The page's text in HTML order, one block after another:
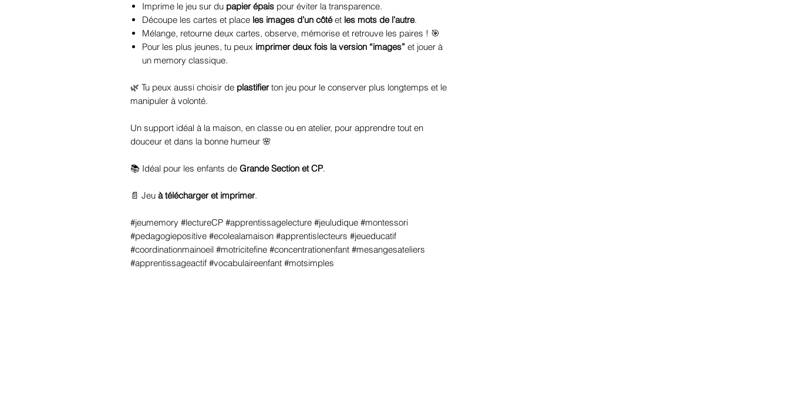
Imprime le jeu sur du papier épais pour éviter la transparence.
Découpe les cartes et place les images d’un côtéet les mots de l’autre.
Mélange, retourne deux cartes, observe, mémorise et retrouve les paires ! 🎯
Pour les plus jeunes, tu peux imprimer deux fois la version “images” et jouer à
un memory classique.
🌿 Tu peux aussi choisir de plastifierton jeu pour le conserver plus longtemps et le
manipuler à volonté.
Un support idéal à la maison, en classe ou en atelier, pour apprendre tout en
douceur et dans la bonne humeur 🌸
📚 Idéal pour les enfants de Grande Section et CP.
📄 Jeu à télécharger et imprimer.
#jeumemory #lectureCP #apprentissagelecture #jeuludique #montessori
#pedagogiepositive #ecolealamaison #apprentislecteurs #jeueducatif
#coordinationmainoeil #motricitefine #concentrationenfant #mesangesateliers
#apprentissageactif #vocabulaireenfant #motsimples